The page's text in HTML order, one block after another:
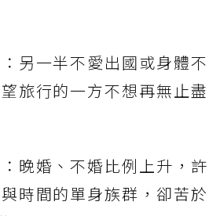
另一半不愛出國或身體不
旅行的一方不想再無止盡
晚婚、不婚比例上升，許
時間的單身族群，卻苦於